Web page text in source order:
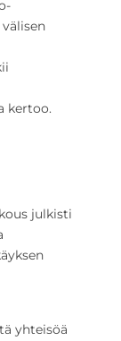
kertoo.
julkisti
yhteisöä